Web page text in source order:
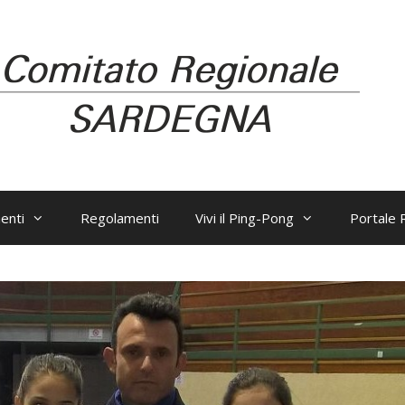
Regolamenti Vivi il Ping-Pong Portale